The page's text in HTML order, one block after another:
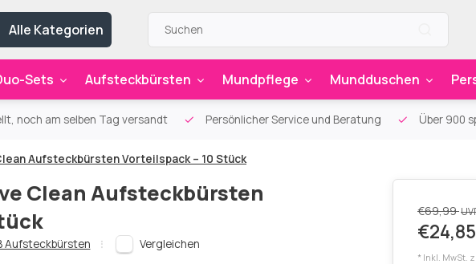
Alle Kategorien
Sets Aufsteckbürsten Mundpflege Mundduschen
noch am selben Tag versandt Persönlicher Service und Beratung Über 900
Aufsteckbürsten Vorteilspack – 10 Stück
Clean Aufsteckbürsten
Aufsteckbürsten Vergleichen
€69,99
* Inkl. MwSt.